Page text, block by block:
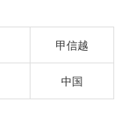
甲信越
中国